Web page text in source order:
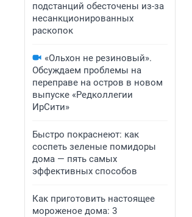
подстанций обесточены из-за
несанкционированных
раскопок
«Ольхон не резиновый».
Обсуждаем проблемы на
переправе на остров в новом
выпуске «Редколлегии
ИрСити»
Быстро покраснеют: как
соспеть зеленые помидоры
дома — пять самых
эффективных способов
Как приготовить настоящее
мороженое дома: 3